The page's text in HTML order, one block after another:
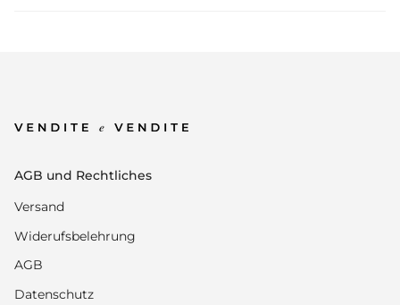
AGB und Rechtliches
Versand
Widerufsbelehrung
AGB
Datenschutz